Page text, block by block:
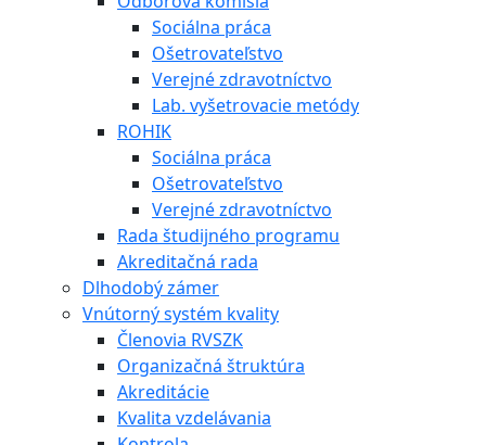
Sociálna práca
Ošetrovateľstvo
Verejné zdravotníctvo
Lab. vyšetrovacie metódy
ROHIK
Sociálna práca
Ošetrovateľstvo
Verejné zdravotníctvo
Rada študijného programu
Akreditačná rada
Dlhodobý zámer
Vnútorný systém kvality
Členovia RVSZK
Organizačná štruktúra
Akreditácie
Kvalita vzdelávania